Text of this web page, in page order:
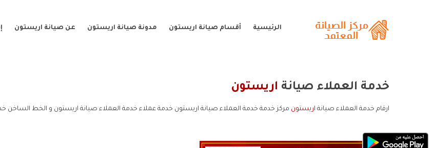
الرئيسية أقسام صيانة اريستون مدونة صيانة اريستون عن صيانة اريستون
خدمة العملاء صيانة اريستون
ارقام خدمة العملاء صيانة اريستون مركز خدمة خدمة العملاء صيانة اريستون خدمة عملاء خدمة العملاء صيانة اريستون و الخط الساخن